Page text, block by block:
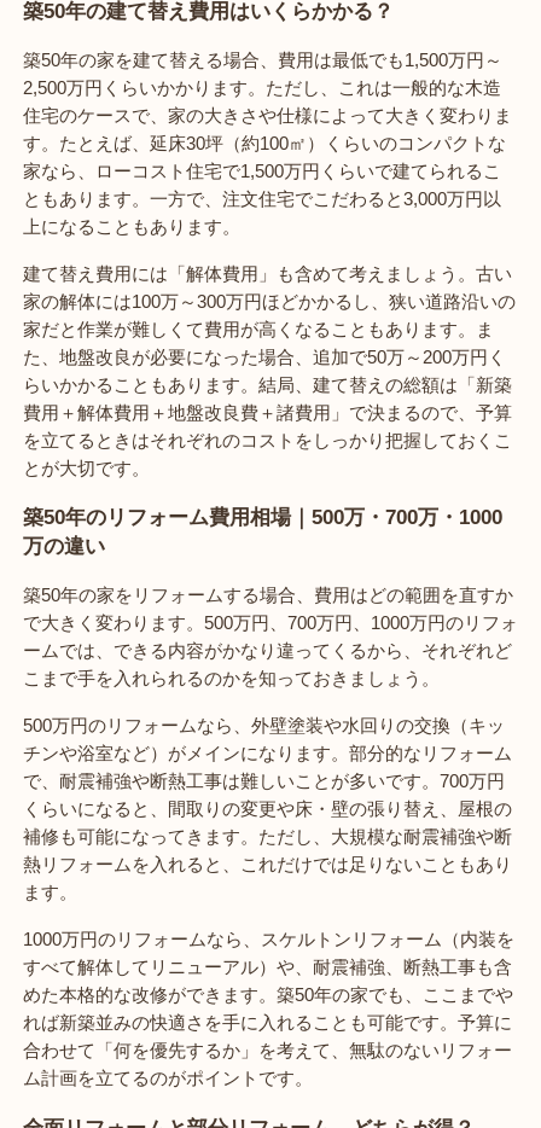
築50年の建て替え費用はいくらかかる？
築50年の家を建て替える場合、費用は最低でも1,500万円～
2,500万円くらいかかります。ただし、これは一般的な木造
住宅のケースで、家の大きさや仕様によって大きく変わりま
す。たとえば、延床30坪（約100㎡）くらいのコンパクトな
家なら、ローコスト住宅で1,500万円くらいで建てられるこ
ともあります。一方で、注文住宅でこだわると3,000万円以
上になることもあります。
建て替え費用には「解体費用」も含めて考えましょう。古い
家の解体には100万～300万円ほどかかるし、狭い道路沿いの
家だと作業が難しくて費用が高くなることもあります。ま
た、地盤改良が必要になった場合、追加で50万～200万円く
らいかかることもあります。結局、建て替えの総額は「新築
費用＋解体費用＋地盤改良費＋諸費用」で決まるので、予算
を立てるときはそれぞれのコストをしっかり把握しておくこ
とが大切です。
築50年のリフォーム費用相場｜500万・700万・1000
万の違い
築50年の家をリフォームする場合、費用はどの範囲を直すか
で大きく変わります。500万円、700万円、1000万円のリフォ
ームでは、できる内容がかなり違ってくるから、それぞれど
こまで手を入れられるのかを知っておきましょう。
500万円のリフォームなら、外壁塗装や水回りの交換（キッ
チンや浴室など）がメインになります。部分的なリフォーム
で、耐震補強や断熱工事は難しいことが多いです。700万円
くらいになると、間取りの変更や床・壁の張り替え、屋根の
補修も可能になってきます。ただし、大規模な耐震補強や断
熱リフォームを入れると、これだけでは足りないこともあり
ます。
1000万円のリフォームなら、スケルトンリフォーム（内装を
すべて解体してリニューアル）や、耐震補強、断熱工事も含
めた本格的な改修ができます。築50年の家でも、ここまでや
れば新築並みの快適さを手に入れることも可能です。予算に
合わせて「何を優先するか」を考えて、無駄のないリフォー
ム計画を立てるのがポイントです。